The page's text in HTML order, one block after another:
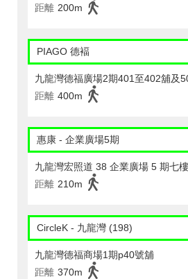
距離 200m
PIAGO 德褔
九龍灣德福廣場2期401至402舖及
距離 400m
惠康 - 企業廣場5期
九龍灣宏照道 38 企業廣場 5 期七
距離 210m
CircleK - 九龍灣 (198)
九龍灣德福商場1期p40號舖
距離 370m